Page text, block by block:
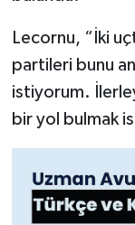
Lecornu, “İki
partileri bunu
istiyorum.
bir yol bulmak